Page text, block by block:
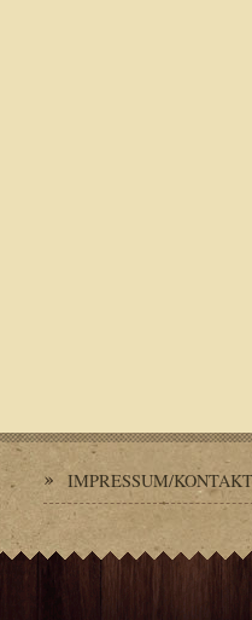
IMPRESSUM/KONTAKT